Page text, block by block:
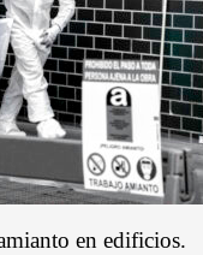
en edificios.